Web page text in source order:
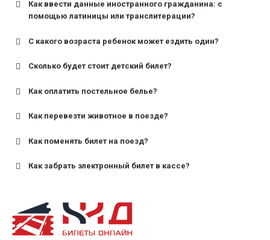
Как ввести данные иностранного гражданина: с
помощью латиницы или транслитерации?
С какого возраста ребенок может ездить один?
для поездов дальнего следования — от 10 лет и
для пригородных поездов — от 7 лет.
Сколько будет стоит детский билет?
Как оплатить постельное белье?
Как перевезти животное в поезде?
Как поменять билет на поезд?
Как забрать электронный билет в кассе?
назвав кассиру 14-значный номер заказа;
предъявив удостоверение личности пассажира, на